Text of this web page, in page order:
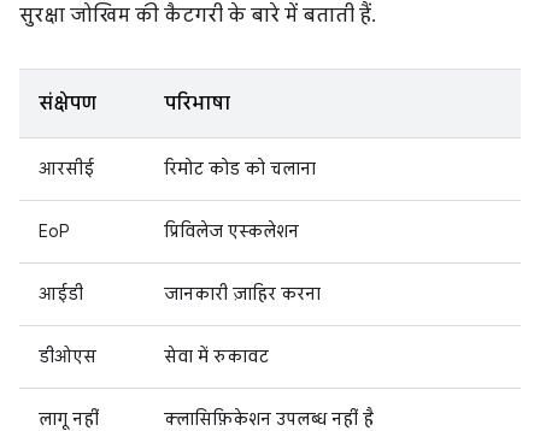
सुरक्षा जोखिम की कैटगरी के बारे में बताती हैं.
संक्षेपण परिभाषा
आरसीई रिमोट कोड को चलाना
EoP प्रिविलेज एस्कलेशन
आईडी जानकारी ज़ाहिर करना
डीओएस सेवा में रुकावट
लागू नहीं क्लासिफ़िकेशन उपलब्ध नहीं है